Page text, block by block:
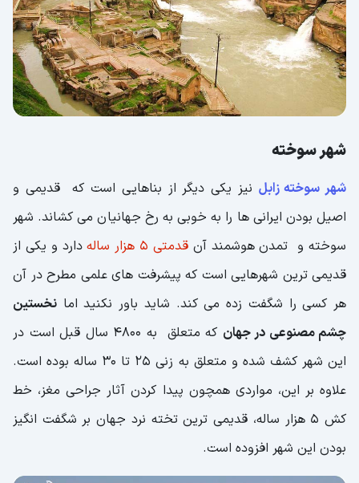
شهر سوخته
شهر سوخته زابل نیز یکی دیگر از بناهایی است که قدیمی و
اصیل بودن ایرانی ها را به خوبی به رخ جهانیان می کشاند. شهر
سوخته و تمدن هوشمند آنقدمتی 5 هزار ساله
دارد و یکی از
قدیمی ترین شهرهایی است که پیشرفت های علمی مطرح در آن
هر کسی را شگفت زده می کند. شاید باور نکنید اما نخستین
چشم مصنوعی در جهان
که متعلق به 4800 سال قبل است در
این شهر کشف شده و متعلق به زنی 25 تا 30 ساله بوده است.
علاوه بر این، مواردی همچون پیدا کردن آثار جراحی مغز، خط
کش 5 هزار ساله، قدیمی ترین تخته نرد جهان بر شگفت انگیز
بودن این شهر افزوده است.